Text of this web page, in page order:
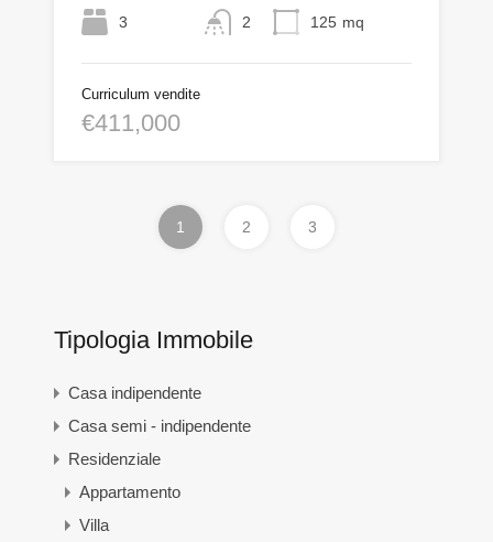
3 2 125 mq
Curriculum vendite
€411,000
1 2 3
Tipologia Immobile
Casa indipendente
Casa semi - indipendente
Residenziale
Appartamento
Villa